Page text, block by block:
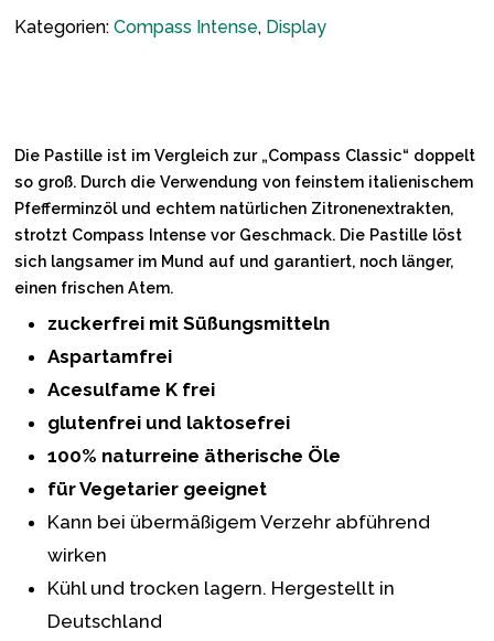
Kategorien:Compass Intense, Display
Die Pastille ist im Vergleich zur „Compass Classic“ doppelt
so groß. Durch die Verwendung von feinstem italienischem
Pfefferminzöl und echtem natürlichen Zitronenextrakten,
strotzt Compass Intense vor Geschmack. Die Pastille löst
sich langsamer im Mund auf und garantiert, noch länger,
einen frischen Atem.
zuckerfrei mit Süßungsmitteln
Aspartamfrei
Acesulfame K frei
glutenfrei und laktosefrei
100% naturreine ätherische Öle
für Vegetarier geeignet
Kann bei übermäßigem Verzehr abführend
wirken
Kühl und trocken lagern. Hergestellt in
Deutschland